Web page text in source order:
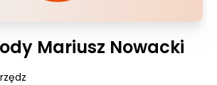
Mariusz Nowacki